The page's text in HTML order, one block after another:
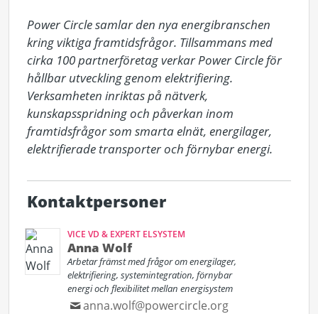
Power Circle samlar den nya energibranschen
kring viktiga framtidsfrågor. Tillsammans med
cirka 100 partnerföretag verkar Power Circle för
hållbar utveckling genom elektrifiering.
Verksamheten inriktas på nätverk,
kunskapsspridning och påverkan inom
framtidsfrågor som smarta elnät, energilager,
elektrifierade transporter och förnybar energi.
Kontaktpersoner
VICE VD & EXPERT ELSYSTEM
Anna Wolf
Arbetar främst med frågor om energilager,
elektrifiering, systemintegration, förnybar
energi och flexibilitet mellan energisystem
anna.wolf@powercircle.org